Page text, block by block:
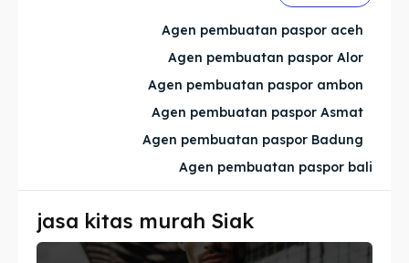
Imta
Imta
Agen pembuatan paspor aceh
Agen pembuatan paspor Alor
Agen pembuatan paspor ambon
Agen pembuatan paspor Asmat
Agen pembuatan paspor Badung
Agen pembuatan paspor bali
jasa kitas murah Siak